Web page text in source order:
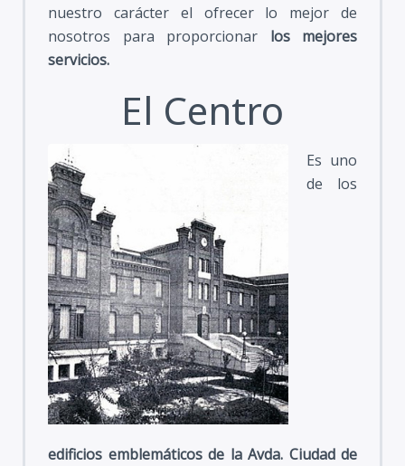
nuestro carácter el ofrecer lo mejor de
nosotros para proporcionar los mejores
servicios.
El Centro
Es uno
de los
edificios emblemáticos de la Avda. Ciudad de